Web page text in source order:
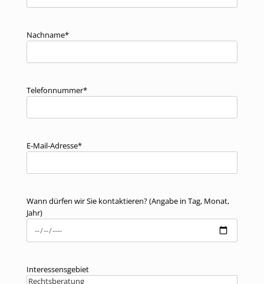
Nachname*
Telefonnummer*
E-Mail-Adresse*
Wann dürfen wir Sie kontaktieren? (Angabe in Tag, Monat,
Jahr)
Interessensgebiet